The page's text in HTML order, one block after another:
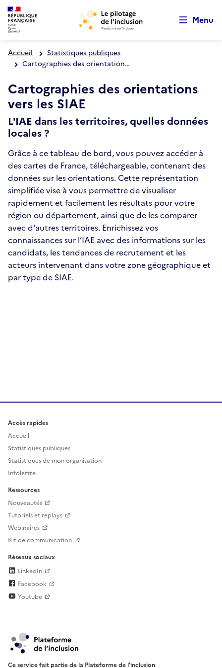
Aller au menu principal
Aller au contenu principal
Menu
Accueil
Statistiques publiques
Cartographies des orientations vers les SIAE
Cartographies des orientations
vers les SIAE
L'IAE dans les territoires, quelles données
locales ?
Grâce à ce tableau de bord, vous pouvez accéder à
des cartes de France, téléchargeable, contenant des
données sur les orientations. Cette représentation
simplifiée vise à vous permettre de visualiser
rapidement et facilement les résultats pour votre
région ou département, ainsi que de les comparer
avec d'autres territoires. Enrichissez vos
connaissances sur l’IAE avec des informations sur les
candidats, les tendances de recrutement et les
acteurs intervenant dans votre zone géographique et
par type de SIAE.
Accès rapides
Accueil
Statistiques publiques
Statistiques de mon organisation
Infolettre
Ressources
Nouveautés
Tutoriels et replays
Webinaires
Kit de communication
Réseaux sociaux
LinkedIn
Facebook
Youtube
Ce service fait partie de la Plateforme de l’inclusion
Retour au début de la page
Panneau de gestion des cookies